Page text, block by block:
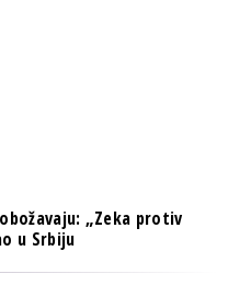
„Zeka protiv
u Srbiju